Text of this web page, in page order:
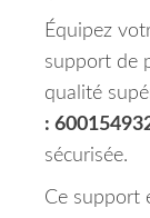
Équipez
support de
qualité
:
sécurisée.
Ce support